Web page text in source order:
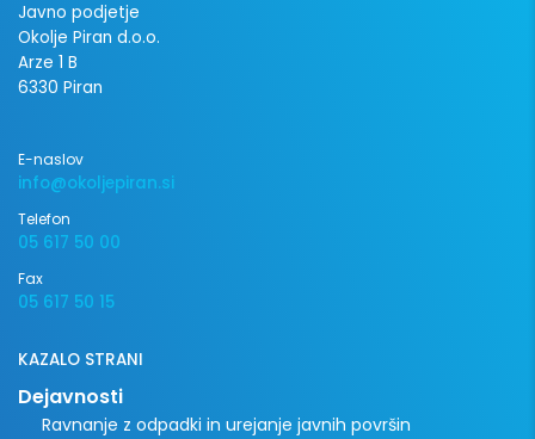
Javno podjetje
Okolje Piran d.o.o.
Arze 1 B
6330 Piran
E-naslov
info@okoljepiran.si
Telefon
05 617 50 00
Fax
05 617 50 15
KAZALO STRANI
Dejavnosti
Ravnanje z odpadki in urejanje javnih površin